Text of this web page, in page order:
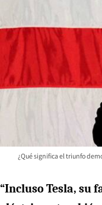
¿Qué significa el triunfo
“Incluso Tesla, su